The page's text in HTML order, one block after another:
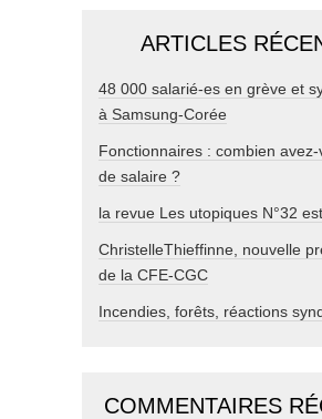
ARTICLES
48 000 salarié-es en grève et
à Samsung-Corée
Fonctionnaires : combien
de salaire ?
la revue Les utopiques N°32
ChristelleThieffinne, nouvelle
de la CFE-CGC
Incendies, forêts, réactions
COMMENTAIRES